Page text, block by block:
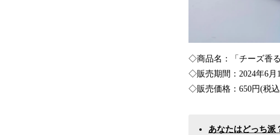
◇商品名：「チーズ香
◇販売期間：2024年6月
◇販売価格：650円(税
あなたはどっち派